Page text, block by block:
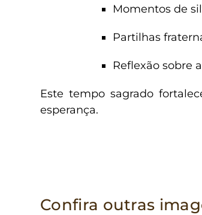
Momentos de
Partilhas
Reflexão sobre
Este tempo sagrado
esperança.
Confira outras